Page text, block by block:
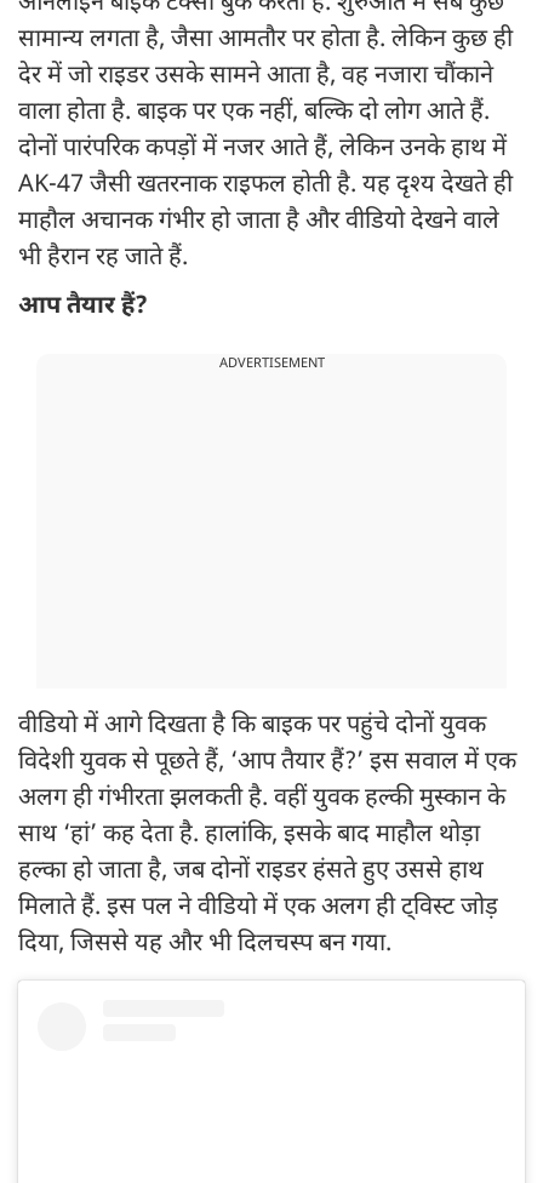
सामान्य लगता है, जैसा आमतौर पर होता है. लेकिन कुछ ही
देर में जो राइडर उसके सामने आता है, वह नजारा चौंकाने
वाला होता है. बाइक पर एक नहीं, बल्कि दो लोग आते हैं.
दोनों पारंपरिक कपड़ों में नजर आते हैं, लेकिन उनके हाथ में
AK-47 जैसी खतरनाक राइफल होती है. यह दृश्य देखते ही
माहौल अचानक गंभीर हो जाता है और वीडियो देखने वाले
भी हैरान रह जाते हैं.
आप तैयार हैं?
ADVERTISEMENT
वीडियो में आगे दिखता है कि बाइक पर पहुंचे दोनों युवक
विदेशी युवक से पूछते हैं, ‘आप तैयार हैं?’ इस सवाल में एक
अलग ही गंभीरता झलकती है. वहीं युवक हल्की मुस्कान के
साथ ‘हां’ कह देता है. हालांकि, इसके बाद माहौल थोड़ा
हल्का हो जाता है, जब दोनों राइडर हंसते हुए उससे हाथ
मिलाते हैं. इस पल ने वीडियो में एक अलग ही ट्विस्ट जोड़
दिया, जिससे यह और भी दिलचस्प बन गया.